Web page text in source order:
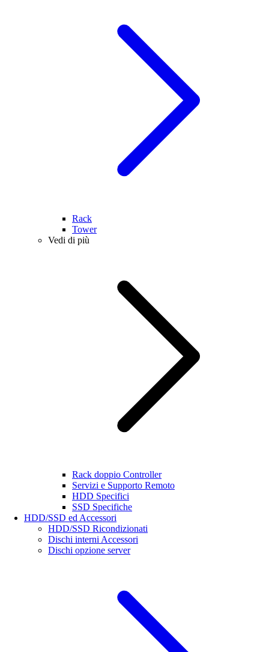
Rack
Tower
Vedi di più
Rack doppio Controller
Servizi e Supporto Remoto
HDD Specifici
SSD Specifiche
HDD/SSD ed Accessori
HDD/SSD Ricondizionati
Dischi interni Accessori
Dischi opzione server